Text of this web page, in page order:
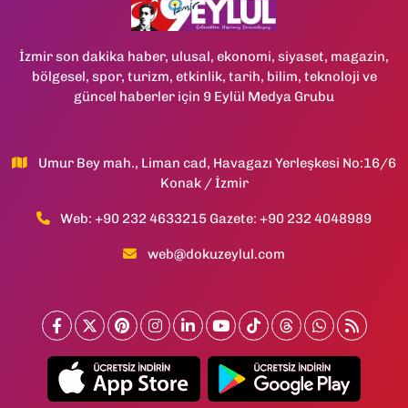
İzmir son dakika haber, ulusal, ekonomi, siyaset, magazin,
bölgesel, spor, turizm, etkinlik, tarih, bilim, teknoloji ve
güncel haberler için 9 Eylül Medya Grubu
Umur Bey mah., Liman cad, Havagazı Yerleşkesi No:16/6
Konak / İzmir
Web: +90 232 4633215 Gazete: +90 232 4048989
web@dokuzeylul.com